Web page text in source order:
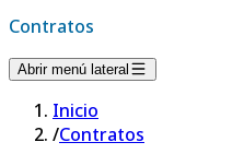
Contratos
Abrir menú lateral
Inicio
/Contratos